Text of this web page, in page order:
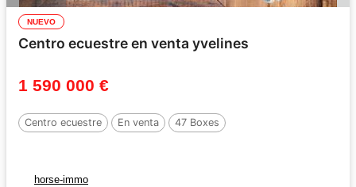
NUEVO
Centro ecuestre en venta yvelines
1 590 000 €
Centro ecuestre En venta 47 Boxes
horse-immo